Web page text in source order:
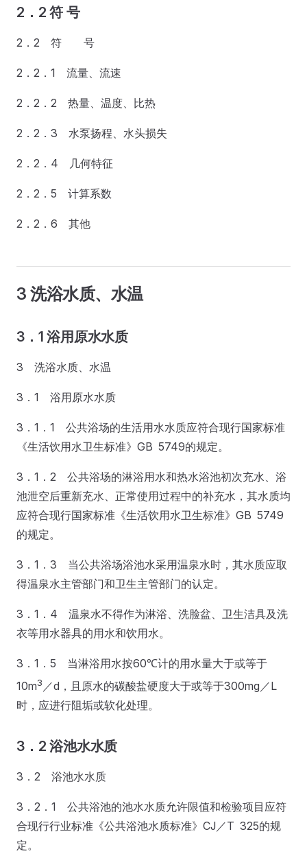
2．2 符 号
2．2 符 号
2．2．1 流量、流速
2．2．2 热量、温度、比热
2．2．3 水泵扬程、水头损失
2．2．4 几何特征
2．2．5 计算系数
2．2．6 其他
3 洗浴水质、水温
3．1 浴用原水水质
3 洗浴水质、水温
3．1 浴用原水水质
3．1．1 公共浴场的生活用水水质应符合现行国家标准
《生活饮用水卫生标准》GB 5749的规定。
3．1．2 公共浴场的淋浴用水和热水浴池初次充水、浴
池泄空后重新充水、正常使用过程中的补充水，其水质均
应符合现行国家标准《生活饮用水卫生标准》GB 5749
的规定。
3．1．3 当公共浴场浴池水采用温泉水时，其水质应取
得温泉水主管部门和卫生主管部门的认定。
3．1．4 温泉水不得作为淋浴、洗脸盆、卫生洁具及洗
衣等用水器具的用水和饮用水。
3．1．5 当淋浴用水按60℃计的用水量大于或等于
10m3 ／d，且原水的碳酸盐硬度大于或等于300mg／L
时，应进行阻垢或软化处理。
3．2 浴池水水质
3．2 浴池水水质
3．2．1 公共浴池的池水水质允许限值和检验项目应符
合现行行业标准《公共浴池水质标准》CJ／T 325的规
定。